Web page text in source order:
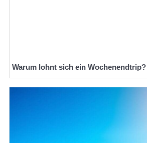
Warum lohnt sich ein Wochenendtrip?